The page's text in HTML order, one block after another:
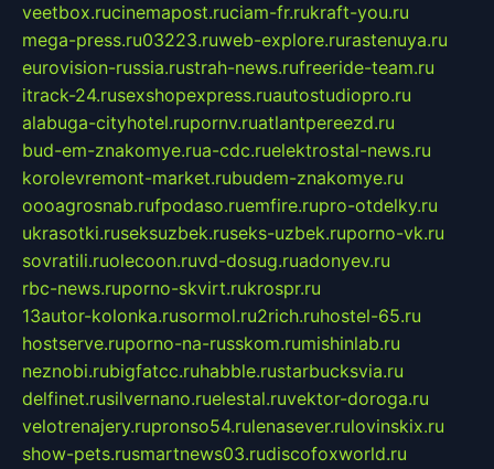
veetbox.rucinemapost.ruciam-fr.rukraft-you.ru
mega-press.ru03223.ruweb-explore.rurastenuya.ru
eurovision-russia.rustrah-news.rufreeride-team.ru
itrack-24.rusexshopexpress.ruautostudiopro.ru
alabuga-cityhotel.rupornv.ruatlantpereezd.ru
bud-em-znakomye.rua-cdc.ruelektrostal-news.ru
korolevremont-market.rubudem-znakomye.ru
oooagrosnab.rufpodaso.ruemfire.rupro-otdelky.ru
ukrasotki.ruseksuzbek.ruseks-uzbek.ruporno-vk.ru
sovratili.ruolecoon.ruvd-dosug.ruadonyev.ru
rbc-news.ruporno-skvirt.rukrospr.ru
13autor-kolonka.rusormol.ru2rich.ruhostel-65.ru
hostserve.ruporno-na-russkom.rumishinlab.ru
neznobi.rubigfatcc.ruhabble.rustarbucksvia.ru
delfinet.rusilvernano.ruelestal.ruvektor-doroga.ru
velotrenajery.rupronso54.rulenasever.rulovinskix.ru
show-pets.rusmartnews03.rudiscofoxworld.ru